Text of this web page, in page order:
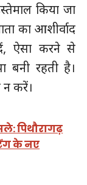
किया जा
का आशीर्वाद
ऐसा करने से
बनी रहती है।
करें।
पिथौरागढ़
के नए